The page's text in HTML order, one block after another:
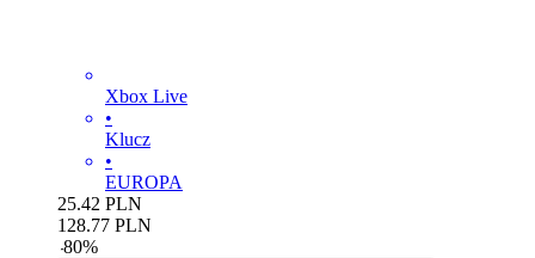
Xbox Live
•
Klucz
•
EUROPA
25.42 PLN
128.77 PLN
-80%